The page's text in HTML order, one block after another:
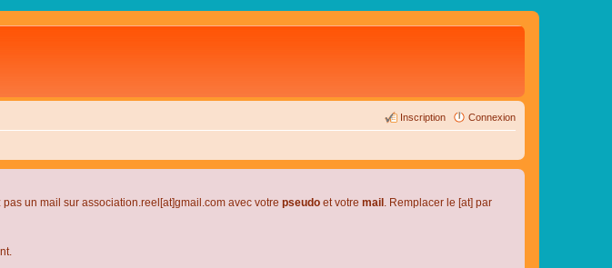
Connexion
Inscription
un mail sur association.reel[at]gmail.com avec votre pseudo et votre mail . Remplacer le [at] par